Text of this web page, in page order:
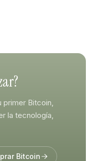
primer Bitcoin,
la tecnología,
Bitcoin